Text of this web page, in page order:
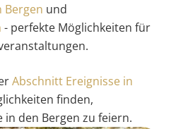
Bergen und
- perfekte Möglichkeiten für
Abschnitt Ereignisse in
finden,
den Bergen zu feiern.